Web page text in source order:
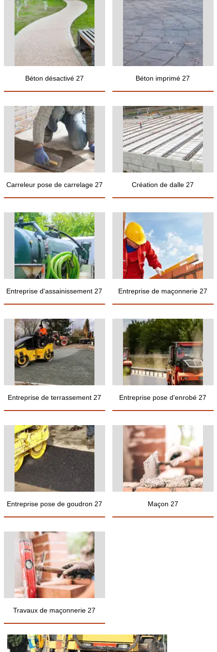
Béton désactivé 27 Béton imprimé 27
Carreleur pose de carrelage 27 Création de dalle 27
Entreprise d'assainissement 27 Entreprise de maçonnerie 27
Entreprise de terrassement 27 Entreprise pose d'enrobé 27
Entreprise pose de goudron 27 Maçon 27
Travaux de maçonnerie 27